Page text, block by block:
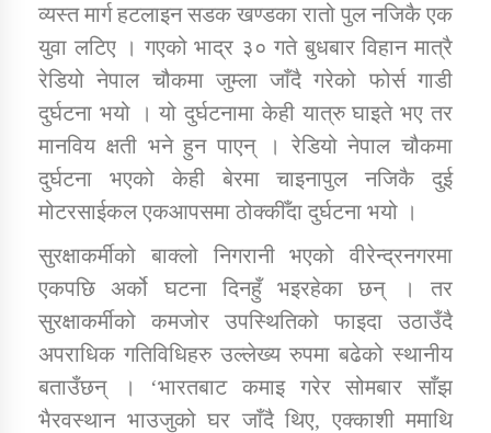
कार्यक्रम कार्यान्वयन एकाई जुम्लाको सुचना
कर्णाली प्राविधि शिक्षालय जुम्लाको सुचना
व्यस्त मार्ग हटलाइन सडक खण्डका रातो पुल नजिकै एक
युवा लटिए । गएको भाद्र ३० गते बुधबार विहान मात्रै
रेडियो नेपाल चौकमा जुम्ला जाँदै गरेको फोर्स गाडी
दुर्घटना भयो । यो दुर्घटनामा केही यात्रु घाइते भए तर
मानविय क्षती भने हुन पाएन् । रेडियो नेपाल चौकमा
दुर्घटना भएको केही बेरमा चाइनापुल नजिकै दुई
मोटरसाईकल एकआपसमा ठोक्कीँदा दुर्घटना भयो ।
सुरक्षाकर्मीको बाक्लो निगरानी भएको वीरेन्द्रनगरमा
एकपछि अर्को घटना दिनहुँ भइरहेका छन् । तर
सुरक्षाकर्मीको कमजोर उपस्थितिको फाइदा उठाउँदै
अपराधिक गतिविधिहरु उल्लेख्य रुपमा बढेको स्थानीय
बताउँछन् । ‘भारतबाट कमाइ गरेर सोमबार साँझ
भैरवस्थान भाउजुको घर जाँदै थिए, एक्काशी ममाथि